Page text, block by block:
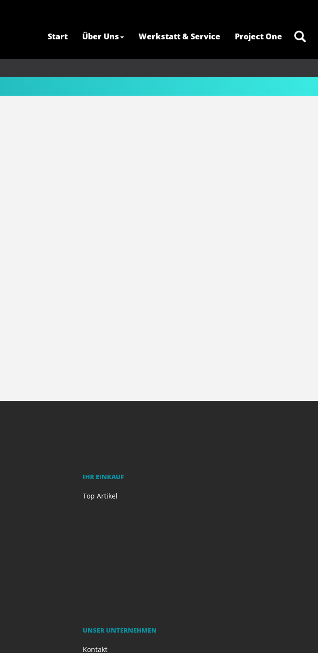
Start Über Uns Werkstatt & Service Project One
IHR EINKAUF
Top Artikel
UNSER UNTERNEHMEN
Kontakt